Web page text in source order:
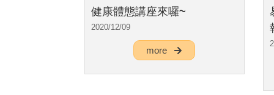
健康體態講座來囉~
2020/12/09
more